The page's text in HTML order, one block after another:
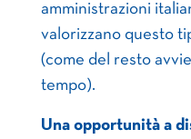
amministrazioni
valorizzano questo
(come del resto
tempo).
Una opportunità a